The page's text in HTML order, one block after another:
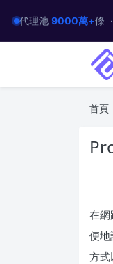
代理池 9000萬+條
首頁
在網
便地
方式